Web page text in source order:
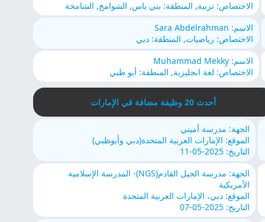
الاختصاص: تربية, المنطقة: بني ياس, الشوامخ, الشامخة
الاسم: Sara Abdelrahman
الاختصاص: رياضيات, المنطقة: دبي
الاسم: Muhammad Mekky
الاختصاص: لغة انجليزية, المنطقة: أبو ظبي
أحدث 20 وظيفة مضافة قي الإمارات
الجهة: مدرسة أميتي
الموقع: الإمارات العربية المتحدة(دبي وأبوظبي)
التاريخ: 2025-05-11
الجهة: مدرسة الجيل القادم(NGS)- المدرسة الإسلامية
الأمريكية
الموقع: دبي، الإمارات العربية المتحدة
التاريخ: 2025-05-07